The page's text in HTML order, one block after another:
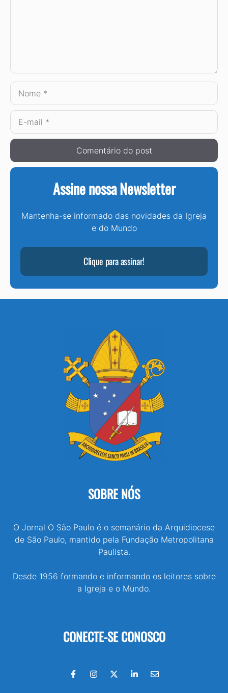
Nome
E-
mail
Assine nossa Newsletter
Mantenha-se informado das novidades da Igreja
e do Mundo
Clique para assinar!
SOBRE NÓS
O Jornal O São Paulo é o semanário da Arquidiocese
de São Paulo, mantido pela Fundação Metropolitana
Paulista.
Desde 1956 formando e informando os leitores sobre
a Igreja e o Mundo.
CONECTE-SE CONOSCO